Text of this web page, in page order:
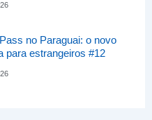
no Paraguai: o novo
para estrangeiros #12